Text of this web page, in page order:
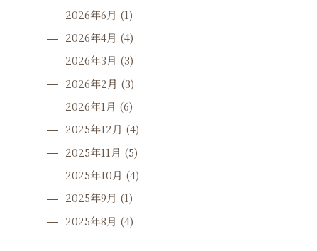
2026年6月 (1)
2026年4月 (4)
2026年3月 (3)
2026年2月 (3)
2026年1月 (6)
2025年12月 (4)
2025年11月 (5)
2025年10月 (4)
2025年9月 (1)
2025年8月 (4)